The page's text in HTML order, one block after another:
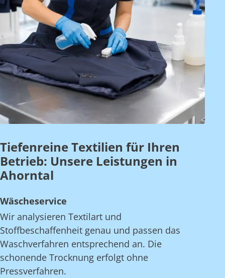
Tiefenreine Textilien für Ihren
Betrieb: Unsere Leistungen in
Ahorntal
Wäscheservice
Wir analysieren Textilart und
Stoffbeschaffenheit genau und passen das
Waschverfahren entsprechend an. Die
schonende Trocknung erfolgt ohne
Pressverfahren.